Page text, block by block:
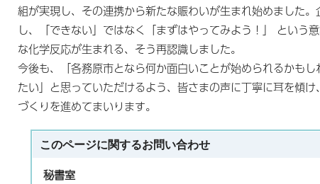
組が実現し、その連携から新たな賑わいが生まれ始めました
し、「できない」ではなく「まずはやってみよう！」 という
な化学反応が生まれる、そう再認識しました。
今後も、「各務原市となら何か面白いことが始められるかも
たい」と思っていただけるよう、皆さまの声に丁寧に耳を傾
づくりを進めてまいります。
このページに関するお問い合わせ
秘書室